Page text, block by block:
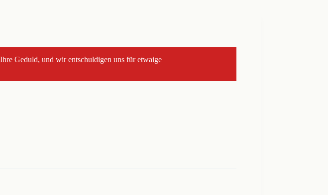
Geduld, und wir entschuldigen uns für etwaige